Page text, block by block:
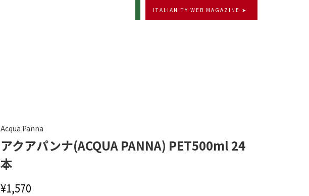
ITALIANITY WEB MAGAZINE ➤
Acqua Panna
アクアパンナ(ACQUA PANNA) PET500ml 24
本
¥1,570